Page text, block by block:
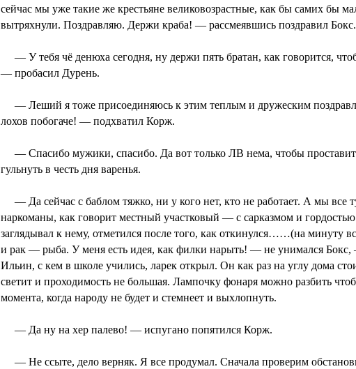
сейчас мы уже такие же крестьяне великовозрастные, как бы самих бы
вытряхнули. Поздравляю. Держи краба! — рассмеявшись поздравил Бокс.
— У тебя чё денюха сегодня, ну держи пять братан, как говорится,
— пробасил Дурень.
— Леший я тоже присоединяюсь к этим теплым и дружеским
лохов побогаче! — подхватил Корж.
— Спасибо мужики, спасибо. Да вот только ЛВ нема, чтобы
гульнуть в честь дня варенья.
— Да сейчас с баблом тяжко, ни у кого нет, кто не работает. А мы все
наркоманы, как говорит местный участковый — с сарказмом и
заглядывал к нему, отметился после того, как откинулся……(на минуту
и рак — рыба. У меня есть идея, как филки нарыть! — не унимался
Ильин, с кем в школе учились, ларек открыл. Он как раз на углу дома
светит и проходимость не большая. Лампочку фонаря можно разбить
момента, когда народу не будет и стемнеет и выхлопнуть.
— Да ну на хер палево! — испугано попятился Корж.
— Не ссыте, дело верняк. Я все продумал. Сначала проверим